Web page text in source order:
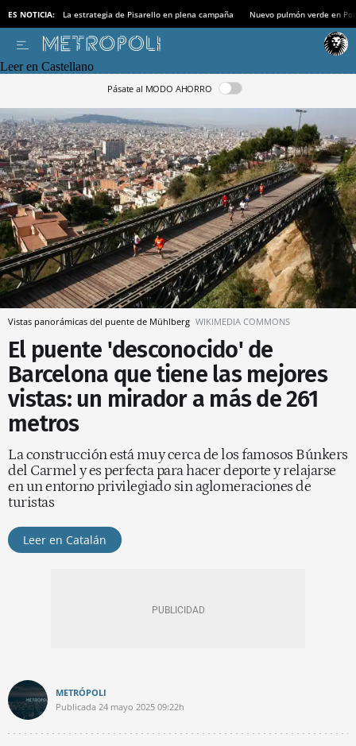
ES NOTICIA: La estrategia de Pisarello en plena campaña Nuevo pulmón verde en
Leer en Castellano
Pásate al MODO AHORRO
Vistas panorámicas del puente de Mühlberg WIKIMEDIA COMMONS
El puente 'desconocido' de
Barcelona que tiene las mejores
vistas: un mirador a más de 261
metros
La construcción está muy cerca de los famosos Búnkers
del Carmel y es perfecta para hacer deporte y relajarse
en un entorno privilegiado sin aglomeraciones de
turistas
Leer en Catalán
METRÓPOLI
Publicada 24 mayo 2025 09:22h